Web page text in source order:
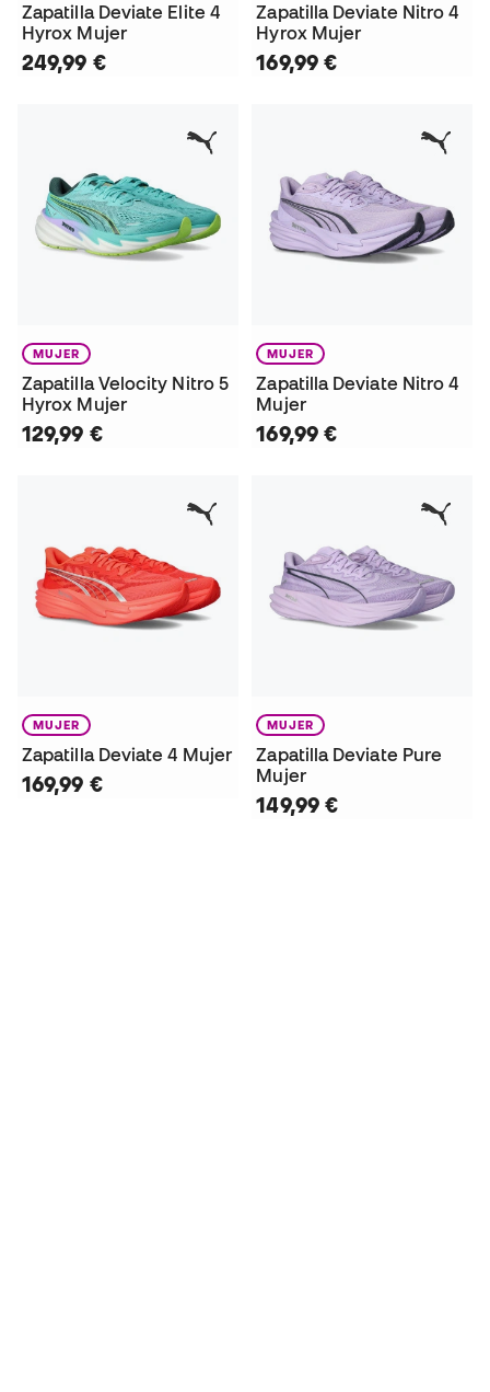
Zapatilla Deviate Elite 4
Hyrox Mujer
249,99 €
Zapatilla Deviate Nitro 4
Hyrox Mujer
169,99 €
MUJER
Zapatilla Velocity Nitro 5
Hyrox Mujer
129,99 €
MUJER
Zapatilla Deviate Nitro 4
Mujer
169,99 €
MUJER
Zapatilla Deviate 4 Mujer
169,99 €
MUJER
Zapatilla Deviate Pure
Mujer
149,99 €